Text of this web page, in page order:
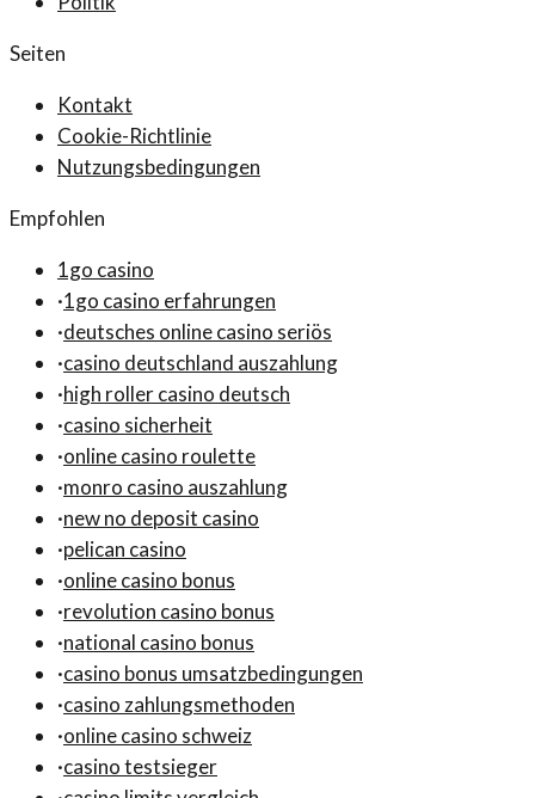
Seiten
Kontakt
Cookie-Richtlinie
Nutzungsbedingungen
Empfohlen
1go casino
·1go casino erfahrungen
·deutsches online casino seriös
·casino deutschland auszahlung
·high roller casino deutsch
·casino sicherheit
·online casino roulette
·monro casino auszahlung
·new no deposit casino
·pelican casino
·online casino bonus
·revolution casino bonus
·national casino bonus
·casino bonus umsatzbedingungen
·casino zahlungsmethoden
·online casino schweiz
·casino testsieger